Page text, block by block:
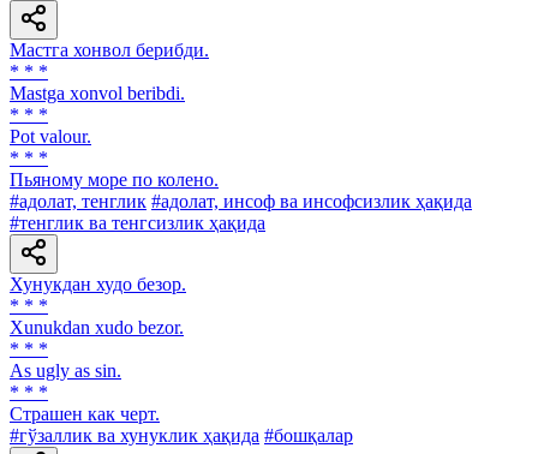
Мастга хонвол берибди.
* * *
Mastga xonvol beribdi.
* * *
Pot valour.
* * *
Пьяному море по колено.
#адолат, тенглик #адолат, инсоф ва инсофсизлик ҳақида
#тенглик ва тенгсизлик ҳақида
Хунукдан худо безор.
* * *
Xunukdan хudo bezor.
* * *
As ugly as sin.
* * *
Страшен как черт.
#гўзаллик ва хунуклик ҳақида #бошқалар